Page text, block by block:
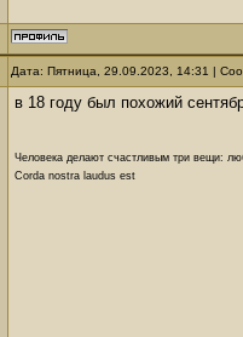
Дата: Пятница, 29.09.2023, 14:31 |
в 18 году был похожий
Человека делают счастливым три вещи:
Corda nostra laudus est